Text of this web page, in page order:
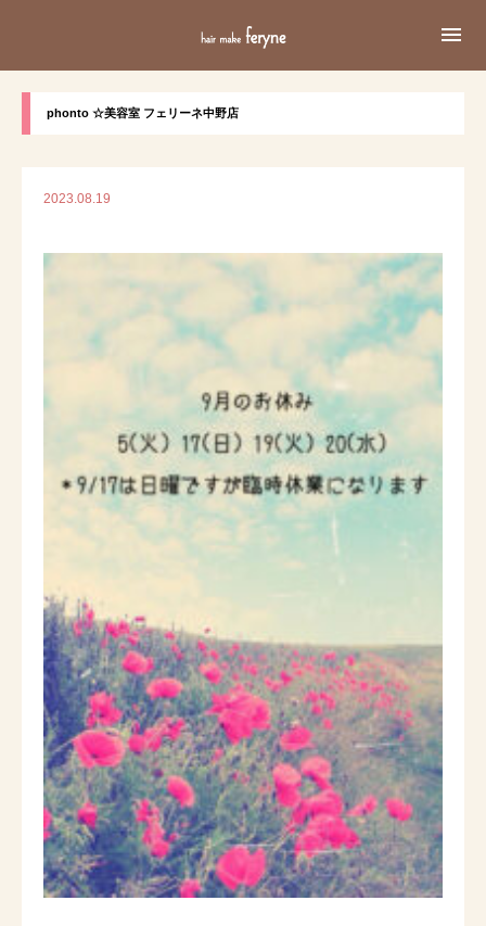

phonto ☆美容室 フェリーネ中野店
2023.08.19